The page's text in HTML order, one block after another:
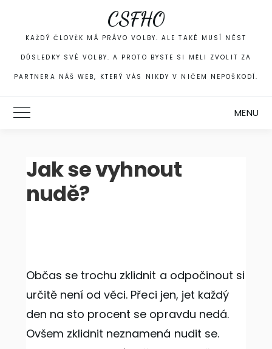
content
CSFHO
KAŽDÝ ČLOVĚK MÁ PRÁVO VOLBY. ALE TAKÉ MUSÍ NÉST
DŮSLEDKY SVÉ VOLBY. A PROTO BYSTE SI MĚLI ZVOLIT ZA
PARTNERA NÁŠ WEB, KTERÝ VÁS NIKDY V NIČEM NEPOŠKODÍ.
Toggle Main Menu MENU
Jak se vyhnout
nudě?
Občas se trochu zklidnit a odpočinout si
určitě není od věci. Přeci jen, jet každý
den na sto procent se opravdu nedá.
Ovšem zklidnit neznamená nudit se.